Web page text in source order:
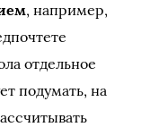
, например,
отдельное
подумать, на